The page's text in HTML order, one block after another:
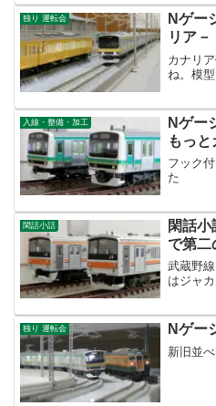
独り 運転会
Nゲ
リア－
カナリ
ね。模
入線・整備・加工
Nゲー
もっと
フック
た
閑話小話
閑話
で第二
武蔵野
はジャ
独り 運転会 Nゲ
新旧並